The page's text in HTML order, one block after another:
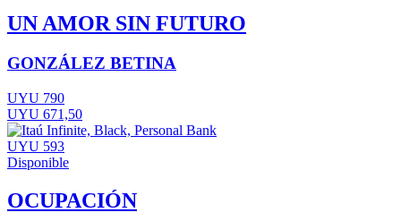
UN AMOR SIN FUTURO
GONZÁLEZ BETINA
UYU 790
UYU 671,50
UYU 593
Disponible
OCUPACIÓN